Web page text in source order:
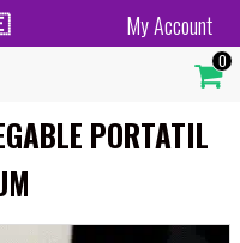
My Account
0
PORTATIL